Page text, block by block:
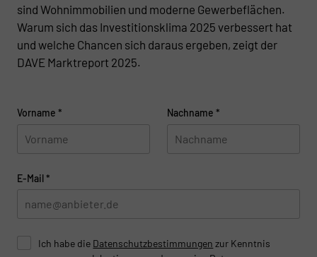
sind Wohnimmobilien und moderne Gewerbeflächen.
Warum sich das Investitionsklima 2025 verbessert hat
und welche Chancen sich daraus ergeben, zeigt der
DAVE Marktreport 2025.
Vorname * Nachname *
E-Mail*
Ich habe die Datenschutzbestimmungen zur Kenntnis